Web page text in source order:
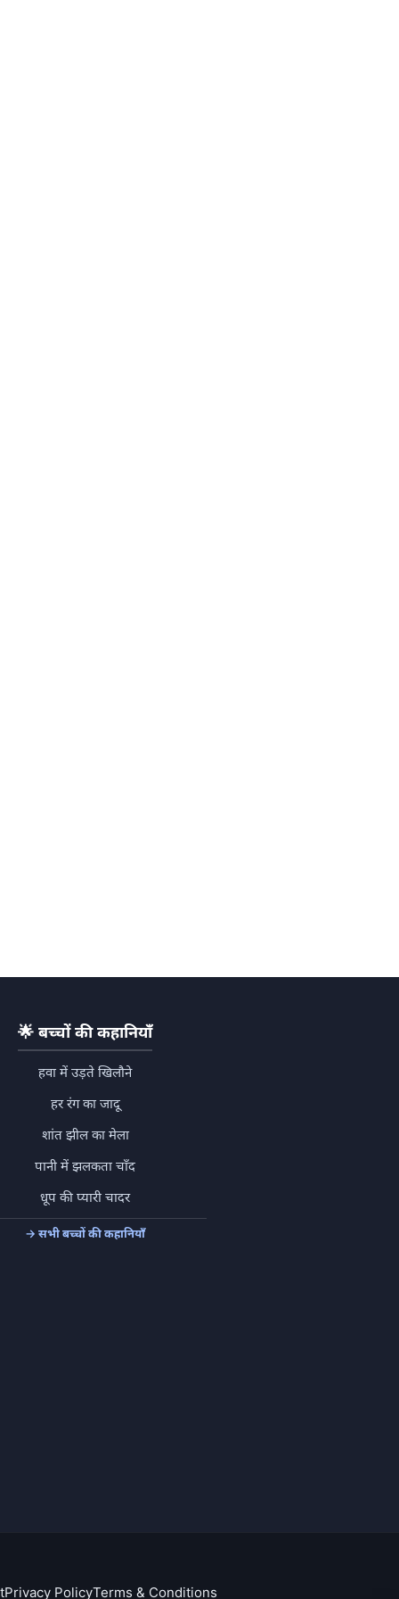
🌟 बच्चों की कहानियाँ
हवा में उड़ते खिलौने
हर रंग का जादू
शांत झील का मेला
पानी में झलकता चाँद
धूप की प्यारी चादर
→ सभी बच्चों की कहानियाँ
Privacy PolicyTerms & Conditions